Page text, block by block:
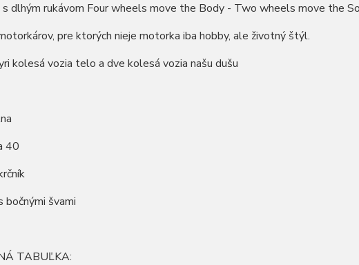
dlhým rukávom Four wheels move the Body - Two wheels move the
pre ktorých nieje motorka iba hobby, ale životný štýl.
kolesá vozia telo a dve kolesá vozia našu dušu
40
bočnými švami
TABUĽKA: